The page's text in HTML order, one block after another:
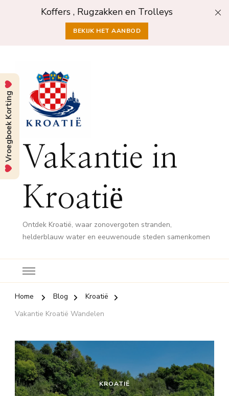
Koffers , Rugzakken en Trolleys
BEKIJK HET AANBOD
Vakantie in
Kroatië
Ontdek Kroatië, waar zonovergoten stranden,
helderblauw water en eeuwenoude steden samenkomen
Home Blog
Kroatië
Vakantie Kroatië Wandelen
KROATIË
Vroegboek Korting